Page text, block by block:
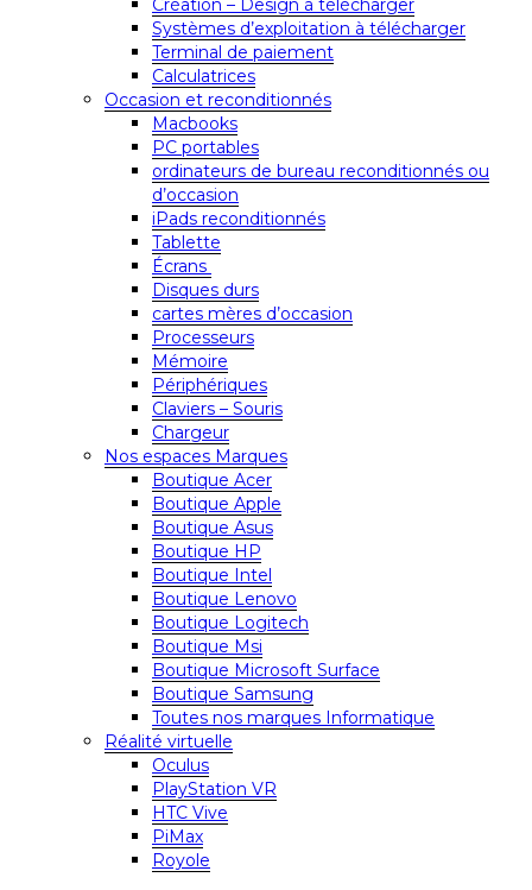
Création – Design à télécharger
Systèmes d’exploitation à télécharger
Terminal de paiement
Calculatrices
Occasion et reconditionnés
Macbooks
PC portables
ordinateurs de bureau reconditionnés ou
d’occasion
iPads reconditionnés
Tablette
Écrans
Disques durs
cartes mères d’occasion
Processeurs
Mémoire
Périphériques
Claviers – Souris
Chargeur
Nos espaces Marques
Boutique Acer
Boutique Apple
Boutique Asus
Boutique HP
Boutique Intel
Boutique Lenovo
Boutique Logitech
Boutique Msi
Boutique Microsoft Surface
Boutique Samsung
Toutes nos marques Informatique
Réalité virtuelle
Oculus
PlayStation VR
HTC Vive
PiMax
Royole